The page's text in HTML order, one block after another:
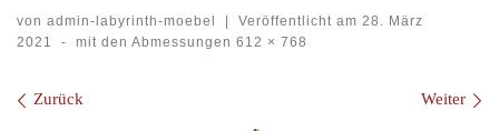
von admin-labyrinth-moebel | Veröffentlicht am 28. März
2021
- mit den Abmessungen 612 × 768
Bilder Navigation
Zurück Weiter